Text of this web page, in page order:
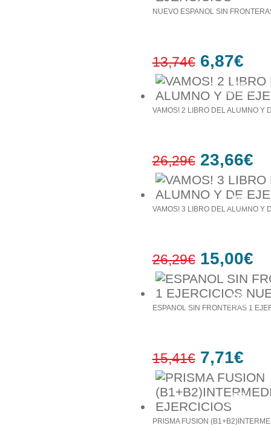
50%
έκπτωση
NUEVO ESPANOL SIN
13,74€ 6,87€
10%
έκπτωση
VAMOS! 2 LIBRO DEL ALUMNO Υ
26,29€ 23,66€
43%
έκπτωση
VAMOS! 3 LIBRO DEL ALUMNO Υ
26,29€ 15,00€
50%
έκπτωση
ESPANOL SIN FRONTERAS 1
15,41€ 7,71€
PRISMA FUSION